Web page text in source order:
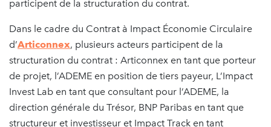
participent de la structuration du contrat.
Dans le cadre du Contrat à Impact Économie Circulaire
d’Articonnex, plusieurs acteurs participent de la
structuration du contrat : Articonnex en tant que porteur
de projet, l’ADEME en position de tiers payeur, L’Impact
Invest Lab en tant que consultant pour l’ADEME, la
direction générale du Trésor, BNP Paribas en tant que
structureur et investisseur et Impact Track en tant